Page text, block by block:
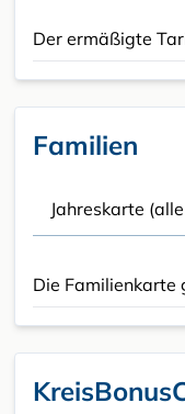
Der ermäßigte
Familien
Jahreskarte
Die Familienkarte